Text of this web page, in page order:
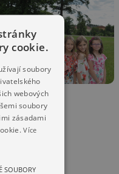
cookie.
soubory
webových
soubory
zásadami
Více
SOUBORY